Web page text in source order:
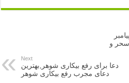
سحر و
Next
دعا برای رفع بیکاری شوهر,بهترین
دعای مجرب رفع بیکاری شوهر